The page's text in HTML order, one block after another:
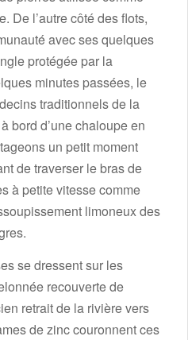
De l’autre côté des flots,
avec ses quelques
protégée par la
minutes passées, le
traditionnels de la
bord d’une chaloupe en
un petit moment
de traverser le bras de
à petite vitesse comme
limoneux des
se dressent sur les
recouverte de
retrait de la rivière vers
de zinc couronnent ces